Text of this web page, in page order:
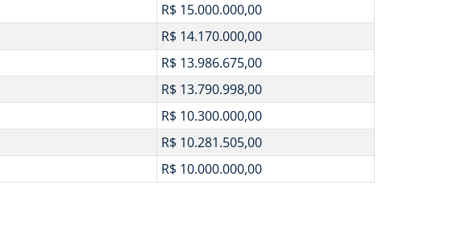
R$ 15.000.000,00
R$ 14.170.000,00
R$ 13.986.675,00
R$ 13.790.998,00
R$ 10.300.000,00
R$ 10.281.505,00
R$ 10.000.000,00